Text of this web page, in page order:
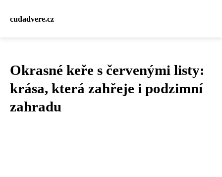
cudadvere.cz
Okrasné keře s červenými listy:
krása, která zahřeje i podzimní
zahradu